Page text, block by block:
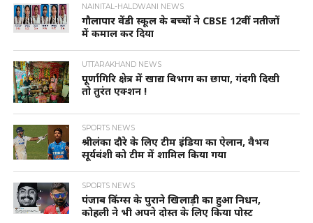
NAINITAL-HALDWANI NEWS
गौलापार वेंडी स्कूल के बच्चों ने CBSE 12वीं नतीजों
में कमाल कर दिया
UTTARAKHAND NEWS
पूर्णागिरि क्षेत्र में खाद्य विभाग का छापा, गंदगी दिखी
तो तुरंत एक्शन !
SPORTS NEWS
श्रीलंका दौरे के लिए टीम इंडिया का ऐलान, वैभव
सूर्यवंशी को टीम में शामिल किया गया
SPORTS NEWS
पंजाब किंग्स के पुराने खिलाड़ी का हुआ निधन,
कोहली ने भी अपने दोस्त के लिए किया पोस्ट